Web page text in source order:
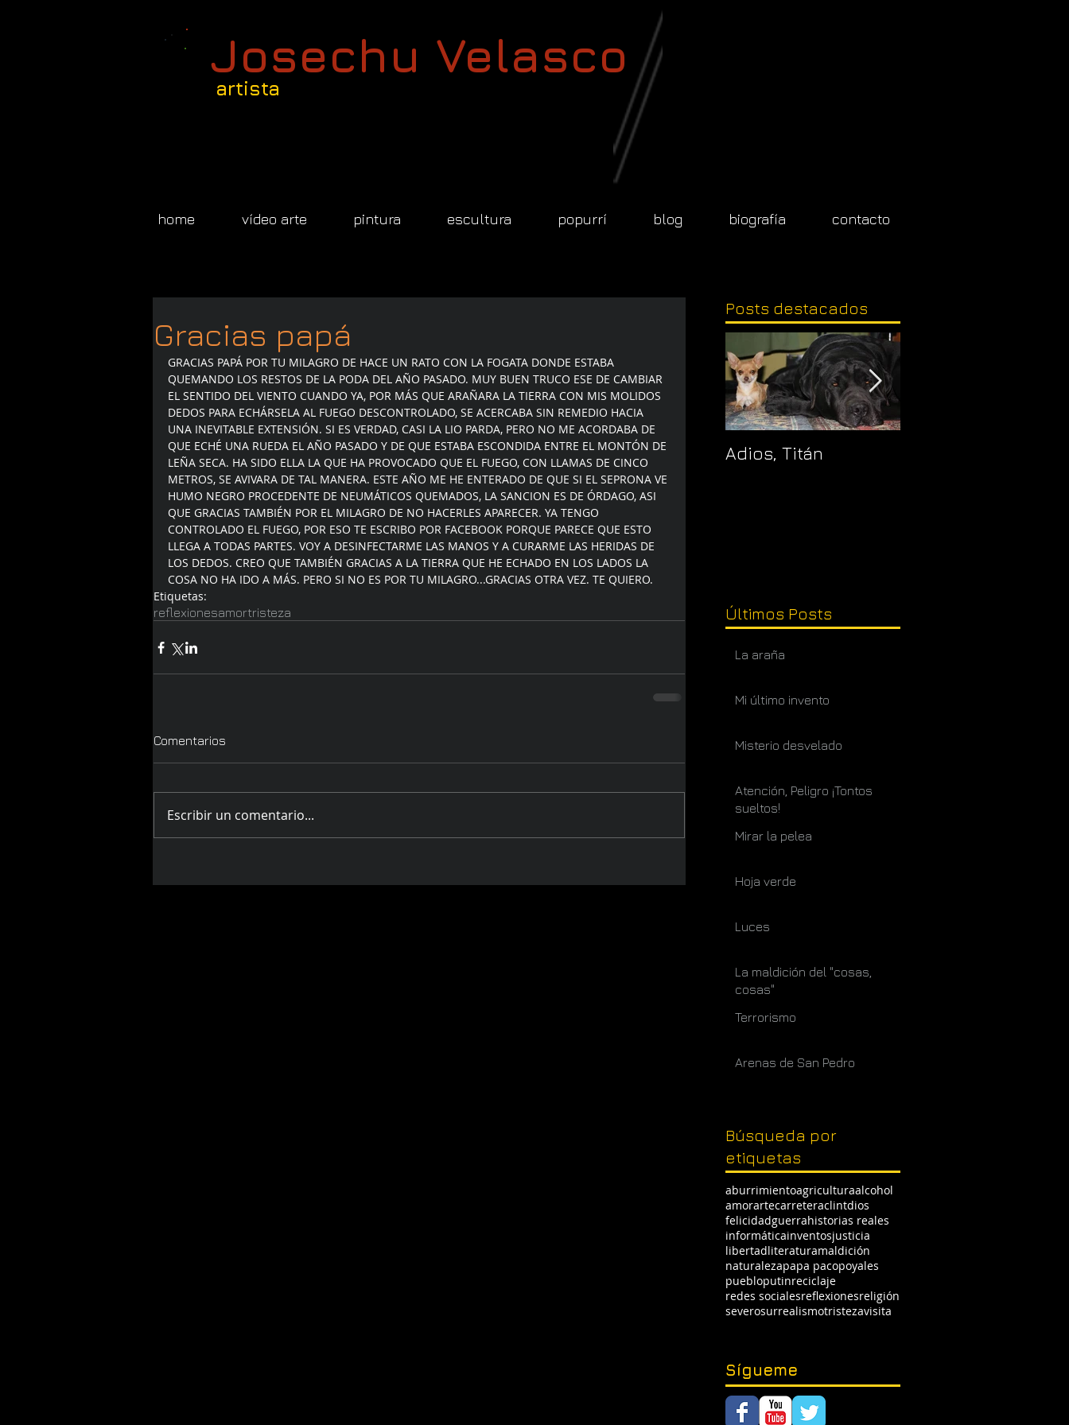
Josechu Velasco
artista
home vídeo arte pintura escultura popurrí blog biografía contacto
Gracias papá
GRACIAS PAPÁ POR TU MILAGRO DE HACE UN RATO CON LA FOGATA DONDE ESTABA
QUEMANDO LOS RESTOS DE LA PODA DEL AÑO PASADO. MUY BUEN TRUCO ESE DE CAMBIAR
EL SENTIDO DEL VIENTO CUANDO YA, POR MÁS QUE ARAÑARA LA TIERRA CON MIS MOLIDOS
DEDOS PARA ECHÁRSELA AL FUEGO DESCONTROLADO, SE ACERCABA SIN REMEDIO HACIA
UNA INEVITABLE EXTENSIÓN. SI ES VERDAD, CASI LA LIO PARDA, PERO NO ME ACORDABA DE
QUE ECHÉ UNA RUEDA EL AÑO PASADO Y DE QUE ESTABA ESCONDIDA ENTRE EL MONTÓN DE
LEÑA SECA. HA SIDO ELLA LA QUE HA PROVOCADO QUE EL FUEGO, CON LLAMAS DE CINCO
METROS, SE AVIVARA DE TAL MANERA. ESTE AÑO ME HE ENTERADO DE QUE SI EL SEPRONA VE
HUMO NEGRO PROCEDENTE DE NEUMÁTICOS QUEMADOS, LA SANCION ES DE ÓRDAGO, ASI
QUE GRACIAS TAMBIÉN POR EL MILAGRO DE NO HACERLES APARECER. YA TENGO
CONTROLADO EL FUEGO, POR ESO TE ESCRIBO POR FACEBOOK PORQUE PARECE QUE ESTO
LLEGA A TODAS PARTES. VOY A DESINFECTARME LAS MANOS Y A CURARME LAS HERIDAS DE
LOS DEDOS. CREO QUE TAMBIÉN GRACIAS A LA TIERRA QUE HE ECHADO EN LOS LADOS LA
COSA NO HA IDO A MÁS. PERO SI NO ES POR TU MILAGRO...GRACIAS OTRA VEZ. TE QUIERO.
Etiquetas:
reflexionesamortristeza
Comentarios
Escribir un comentario...
Posts destacados
Adios, Titán
Últimos Posts
La araña
Mi último invento
Misterio desvelado
Atención, Peligro ¡Tontos
sueltos!
Mirar la pelea
Hoja verde
Luces
La maldición del "cosas,
cosas"
Terrorismo
Arenas de San Pedro
Búsqueda por
etiquetas
aburrimientoagriculturaalcohol
amorartecarreteraclintdios
felicidadguerrahistorias reales
informáticainventosjusticia
libertadliteraturamaldición
naturalezapapa pacopoyales
puebloputinreciclaje
redes socialesreflexionesreligión
severosurrealismotristezavisita
Sígueme